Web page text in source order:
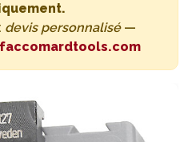
devis personnalisé—